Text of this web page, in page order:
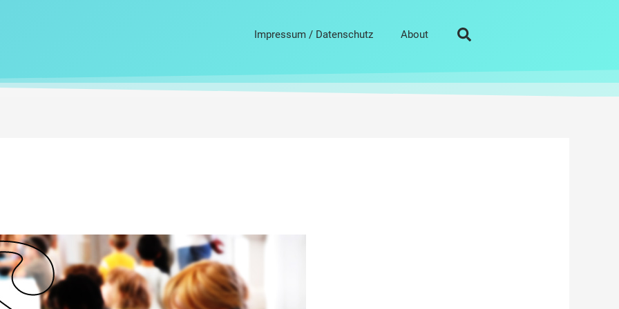
Impressum / Datenschutz About